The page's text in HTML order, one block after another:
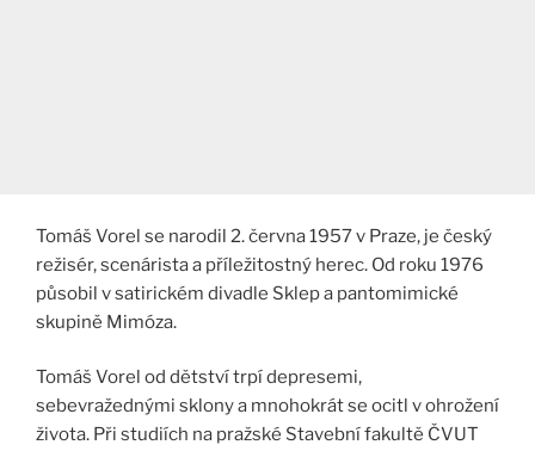
Tomáš Vorel se narodil 2. června 1957 v Praze, je český
režisér, scenárista a příležitostný herec. Od roku 1976
působil v satirickém divadle Sklep a pantomimické
skupině Mimóza.
Tomáš Vorel od dětství trpí depresemi,
sebevražednými sklony a mnohokrát se ocitl v ohrožení
života. Při studiích na pražské Stavební fakultě ČVUT